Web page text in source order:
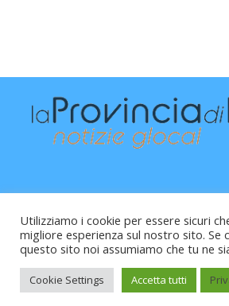
Raffaele Vitali - via Leopardi 10 -
Cod.Fisc VTLRFL77B02L500Y -
Trib.Fermo n.04/2010 del
Utilizziamo i cookie per essere sicuri
migliore esperienza sul nostro sito. Se
questo sito noi assumiamo che tu ne
Cookie Settings Accetta tutti